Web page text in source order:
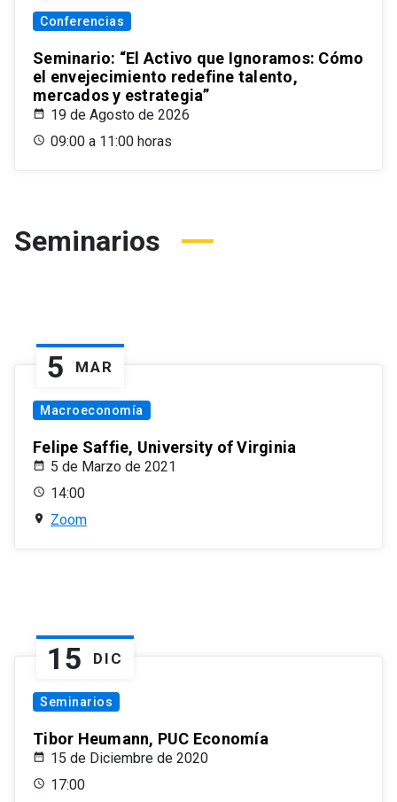
Conferencias
Seminario: “El Activo que Ignoramos: Cómo
el envejecimiento redefine talento,
mercados y estrategia”
19 de Agosto de 2026
09:00 a 11:00 horas
Seminarios
5 MAR
Macroeconomía
Felipe Saffie, University of Virginia
5 de Marzo de 2021
14:00
Zoom
15 DIC
Seminarios
Tibor Heumann, PUC Economía
15 de Diciembre de 2020
17:00